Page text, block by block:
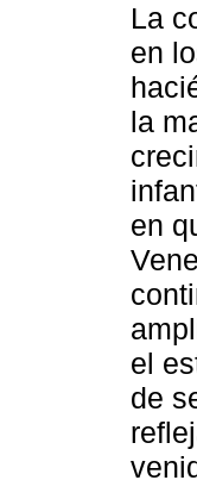
La
en
la
en
el
de